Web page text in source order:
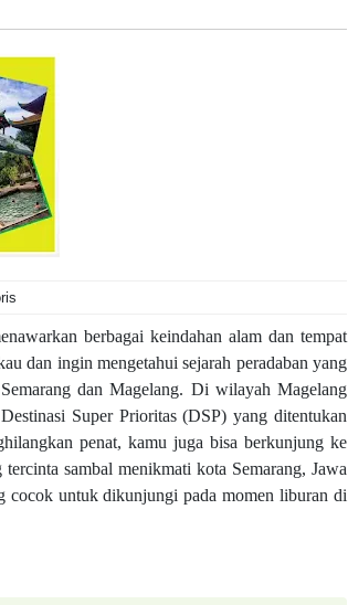
berbagai keindahan alam dan tempat
dan ingin mengetahui sejarah peradaban yang
dan Magelang. Di wilayah Magelang
Super Prioritas (DSP) yang ditentukan
penat, kamu juga bisa berkunjung ke
sambal menikmati kota Semarang, Jawa
cocok untuk dikunjungi pada momen liburan di